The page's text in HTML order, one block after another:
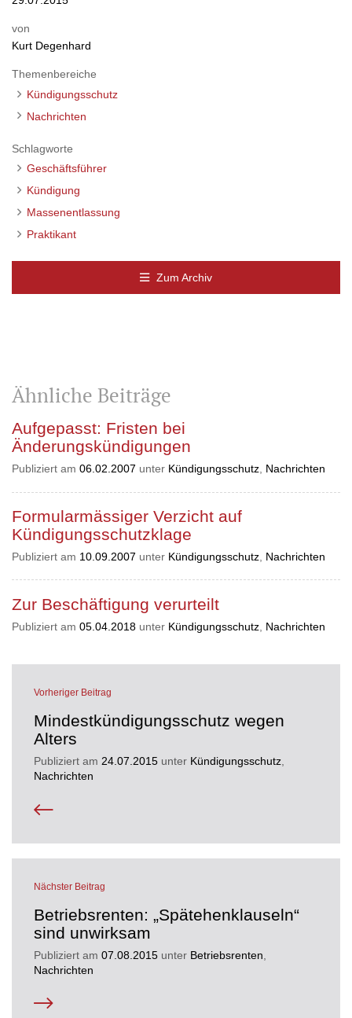
von
Kurt Degenhard
Themenbereiche
Kündigungsschutz
Nachrichten
Schlagworte
Geschäftsführer
Kündigung
Massenentlassung
Praktikant
Zum Archiv
Ähnliche Beiträge
Aufgepasst: Fristen bei
Änderungskündigungen
Publiziert am 06.02.2007 unter Kündigungsschutz, Nachrichten
Formularmässiger Verzicht auf
Kündigungsschutzklage
Publiziert am 10.09.2007 unter Kündigungsschutz Nachrichten
Zur Beschäftigung verurteilt
Publiziert am 05.04.2018 unter Kündigungsschutz Nachrichten
Vorheriger Beitrag
Mindestkündigungsschutz wegen
Alters
Publiziert am 24.07.2015 unter Kündigungsschutz,
Nachrichten
Nächster Beitrag
Betriebsrenten: „Spätehenklauseln“
sind unwirksam
Publiziert am 07.08.2015 unter Betriebsrenten
Nachrichten